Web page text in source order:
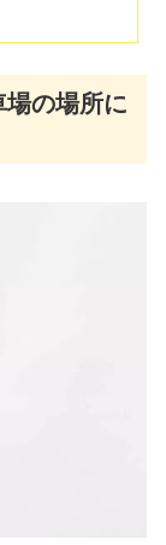
の場所に